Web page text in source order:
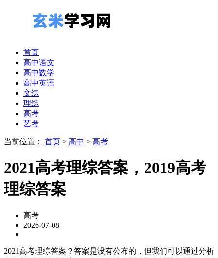
首页
高中语文
高中数学
高中英语
文综
理综
高考
艺考
当前位置： 首页 > 高中 > 高考
2021高考理综答案，2019高考
理综答案
高考
2026-07-08
2021高考理综答案？答案是没有公布的，但我们可以通过分析